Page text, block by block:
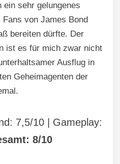
ein sehr gelungenes
Fans von James Bond
bereiten dürfte. Der
ist es für mich zwar nicht
Ausflug in
Geheimagenten der
7,5/10 | Gameplay:
8/10